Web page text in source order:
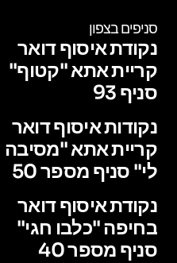
סניפים בצפון
נקודת איסוף דואר
קריית אתא "קטוף"
סניף 93
נקודות איסוף דואר
קריית אתא "מסיבה
לי" סניף מספר 50
נקודת איסוף דואר
בחיפה "כלבו חגי"
סניף מספר 40